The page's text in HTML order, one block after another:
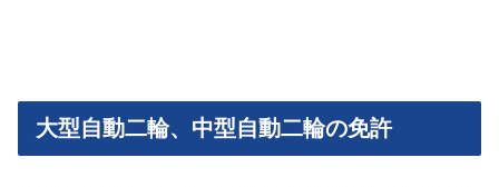
大型自動二輪、中型自動二輪の免許